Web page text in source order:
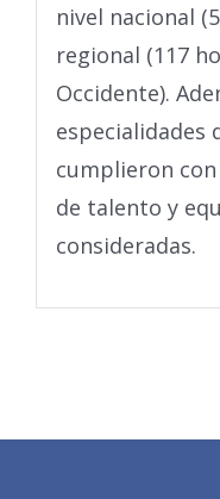
nivel nacional
regional (117
Occidente).
especialidades
cumplieron
de talento y
consideradas.